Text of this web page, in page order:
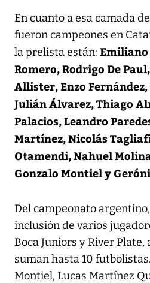
En cuanto a esa camada
fueron campeones en
la prelista están:
Romero, Rodrigo De
Allister, Enzo
Julián Álvarez, Thiago
Palacios, Leandro
Martínez, Nicolás
Otamendi, Nahuel
Gonzalo Montiel y
Del campeonato
inclusión de varios
Boca Juniors y River Plate,
suman hasta 10
Montiel, Lucas Martínez